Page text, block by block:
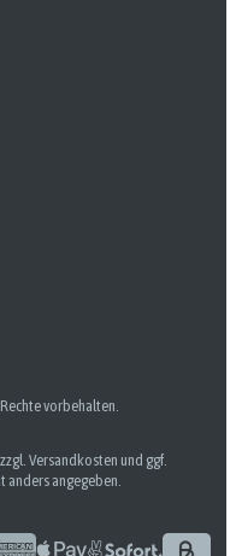
vorbehalten.
Versandkosten und ggf.
anders angegeben.